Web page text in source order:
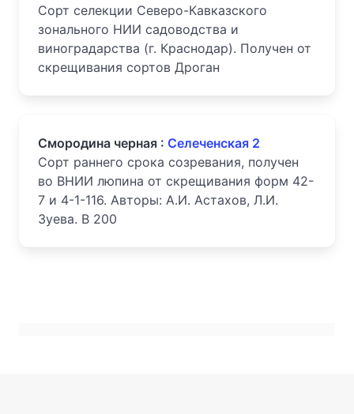
Сорт селекции Северо-Кавказского
зонального НИИ садоводства и
виноградарства (г. Краснодар). Получен от
скрещивания сортов Дроган
Смородина черная : Селеченская 2
Сорт раннего срока созревания, получен
во ВНИИ люпина от скрещивания форм 42-
7 и 4-1-116. Авторы: А.И. Астахов, Л.И.
Зуева. В 200